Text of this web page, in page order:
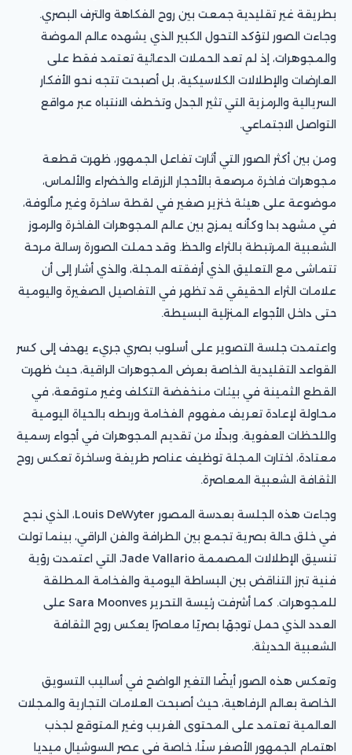
بطريقة غير تقليدية جمعت بين روح الفكاهة والترف البصري.
وجاءت الصور لتؤكد التحول الكبير الذي يشهده عالم الموضة
والمجوهرات، إذ لم تعد الحملات الدعائية تعتمد فقط على
العارضات والإطلالات الكلاسيكية، بل أصبحت تتجه نحو الأفكار
السريالية والرمزية التي تثير الجدل وتخطف الانتباه عبر مواقع
التواصل الاجتماعي.
ومن بين أكثر الصور التي أثارت تفاعل الجمهور، ظهرت قطعة
مجوهرات فاخرة مرصعة بالأحجار الزرقاء والخضراء والألماس،
موضوعة على هيئة خنزير صغير في لقطة ساخرة وغير مألوفة،
في مشهد بدا وكأنه يمزج بين عالم المجوهرات الفاخرة والرموز
الشعبية المرتبطة بالثراء والحظ. وقد حملت الصورة رسالة مرحة
تتماشى مع التعليق الذي أرفقته المجلة، والذي أشار إلى أن
علامات الثراء الحقيقي قد تظهر في التفاصيل الصغيرة واليومية
حتى داخل الأجواء المنزلية البسيطة.
واعتمدت جلسة التصوير على أسلوب بصري جريء يهدف إلى كسر
القواعد التقليدية الخاصة بعرض المجوهرات الراقية، حيث ظهرت
القطع الثمينة في بيئات منخفضة التكلف وغير متوقعة، في
محاولة لإعادة تعريف مفهوم الفخامة وربطه بالحياة اليومية
واللحظات العفوية. وبدلًا من تقديم المجوهرات في أجواء رسمية
معتادة، اختارت المجلة توظيف عناصر طريفة وساخرة تعكس روح
الثقافة الشعبية المعاصرة.
وجاءت هذه الجلسة بعدسة المصور Louis DeWyter، الذي نجح
في خلق حالة بصرية تجمع بين الطرافة والفن الراقي، بينما تولت
تنسيق الإطلالات المصممة Jade Vallario، التي اعتمدت رؤية
فنية تبرز التناقض بين البساطة اليومية والفخامة المطلقة
للمجوهرات. كما أشرفت رئيسة التحرير Sara Moonves على
العدد الذي حمل توجهًا بصريًا معاصرًا يعكس روح الثقافة
الشعبية الحديثة.
وتعكس هذه الصور أيضًا التغير الواضح في أساليب التسويق
الخاصة بعالم الرفاهية، حيث أصبحت العلامات التجارية والمجلات
العالمية تعتمد على المحتوى الغريب وغير المتوقع لجذب
اهتمام الجمهور الأصغر سنًا، خاصة في عصر السوشيال ميديا